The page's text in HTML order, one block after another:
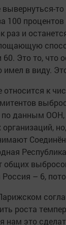
то
100
раз и
60. Это то, что
имел в виду.
относится к
по данным ООН,
общих
Россия – 6,
роста
нам это